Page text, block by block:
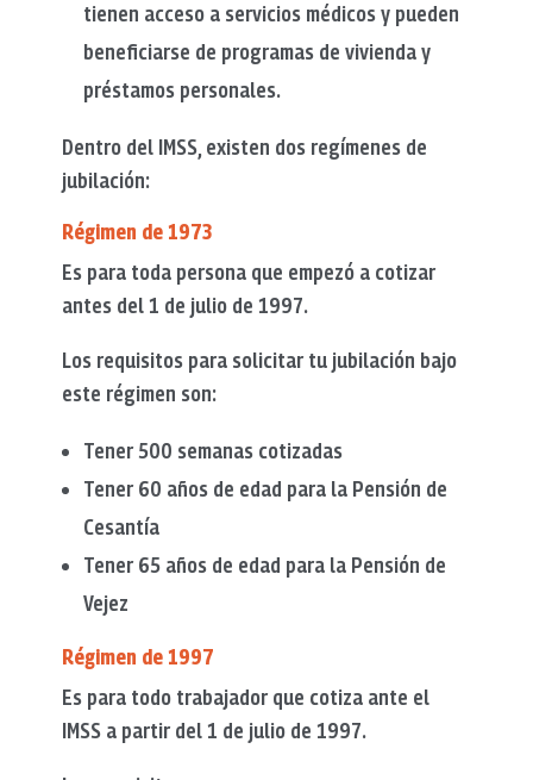
tienen acceso a servicios médicos y pueden
beneficiarse de programas de vivienda y
préstamos personales.
Dentro del IMSS, existen dos regímenes de
jubilación:
Régimen de 1973
Es para toda persona que empezó a cotizar
antes del 1 de julio de 1997.
Los requisitos para solicitar tu jubilación bajo
este régimen son:
Tener 500 semanas cotizadas
Tener 60 años de edad para la Pensión de
Cesantía
Tener 65 años de edad para la Pensión de
Vejez
Régimen de 1997
Es para todo trabajador que cotiza ante el
IMSS a partir del 1 de julio de 1997.